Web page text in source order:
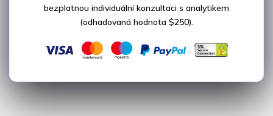
bezplatnou individuální konzultaci s analytikem
(odhadovaná hodnota $250).